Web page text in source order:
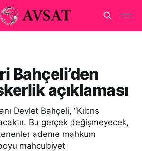
Bahçeli’den
açıklaması
Devlet Bahçeli, “Kıbrıs
Bu gerçek değişmeyecek,
ademe mahkum
mahcubiyet